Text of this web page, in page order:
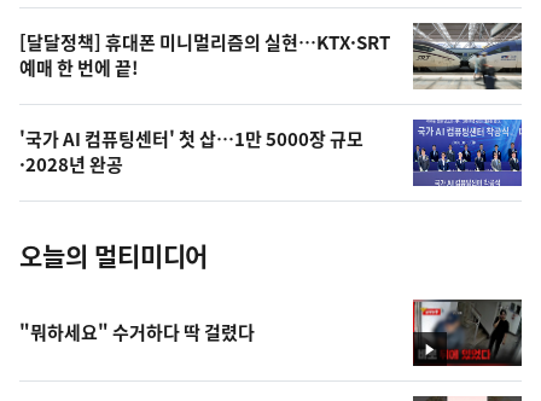
오
늘
의
사
진
[달달정책] 휴대폰 미니멀리즘의 실현…KTX·SRT
예매 한 번에 끝!
'국가 AI 컴퓨팅센터' 첫 삽…1만 5000장 규모
·2028년 완공
오늘의 멀티미디어
영
상
"뭐하세요" 수거하다 딱 걸렸다